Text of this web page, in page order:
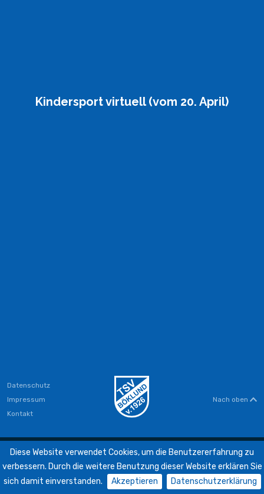
Diese Website verwendet Cookies, um die Benutzererfahrung zu
verbessern. Durch die weitere Benutzung dieser Website erklären Sie
sich damit einverstanden.
Akzeptieren Datenschutzerklärung
Kindersport virtuell (vom 20. April)
Datenschutz
Impressum
Kontakt
Nach oben
KONZEPTION + DESIGN + UMSETZUNG + PROGRAMMIERUNG